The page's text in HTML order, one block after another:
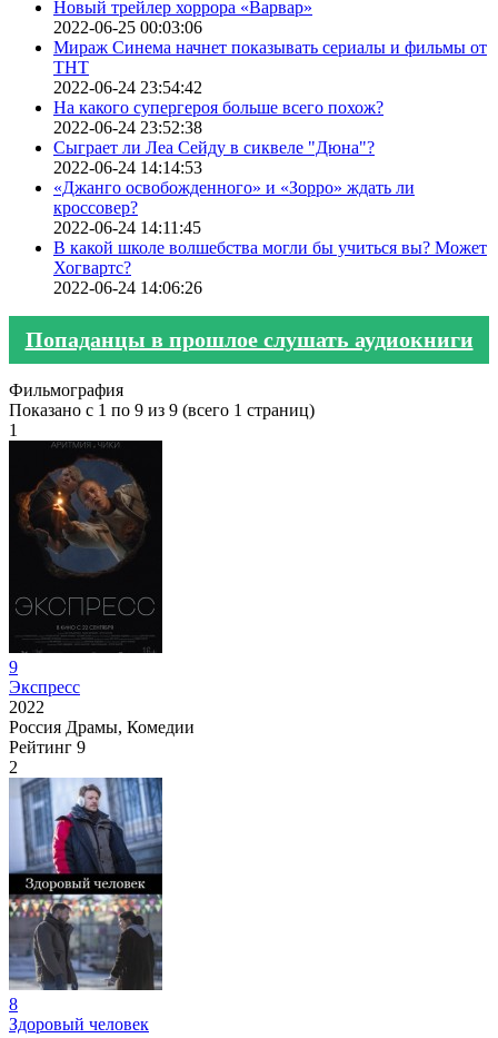
Новый трейлер хоррора «Варвар»
2022-06-25 00:03:06
Мираж Синема начнет показывать сериалы и фильмы от
ТНТ
2022-06-24 23:54:42
На какого супергероя больше всего похож?
2022-06-24 23:52:38
Сыграет ли Леа Сейду в сиквеле "Дюна"?
2022-06-24 14:14:53
«Джанго освобожденного» и «Зорро» ждать ли
кроссовер?
2022-06-24 14:11:45
В какой школе волшебства могли бы учиться вы? Может
Хогвартс?
2022-06-24 14:06:26
Попаданцы в прошлое слушать аудиокниги
Фильмография
Показано с 1 по 9 из 9 (всего 1 страниц)
1
9
Экспресс
2022
Россия Драмы, Комедии
Рейтинг 9
2
8
Здоровый человек